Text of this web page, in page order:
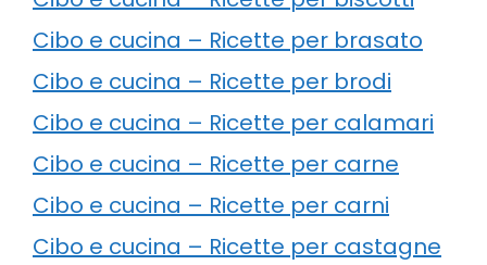
Cibo e cucina – Ricette per brasato
Cibo e cucina – Ricette per brodi
Cibo e cucina – Ricette per calamari
Cibo e cucina – Ricette per carne
Cibo e cucina – Ricette per carni
Cibo e cucina – Ricette per castagne